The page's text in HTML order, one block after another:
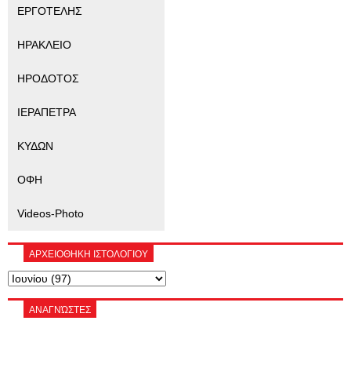
ΕΡΓΟΤΕΛΗΣ
ΗΡΑΚΛΕΙΟ
ΗΡΟΔΟΤΟΣ
ΙΕΡΑΠΕΤΡΑ
ΚΥΔΩΝ
ΟΦΗ
Videos-Photo
ΑΡΧΕΙΟΘΗΚΗ ΙΣΤΟΛΟΓΙΟΥ
ΑΝΑΓΝΏΣΤΕΣ